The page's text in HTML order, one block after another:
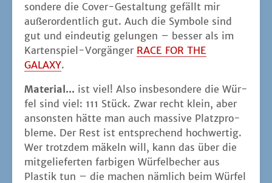
son­de­re die Cover-Gestal­tung gefällt mir
außer­or­dent­lich gut. Auch die Sym­bo­le sind
gut und ein­deu­tig gelun­gen – bes­ser als im
Kar­ten­spiel-Vor­gän­ger RACE FOR THE
GALAXY.
Mate­ri­al... ist viel! Also ins­be­son­de­re die Wür­
fel sind viel: 111 Stück. Zwar recht klein, aber
ansons­ten hät­te man auch mas­si­ve Platz­pro­
ble­me. Der Rest ist ent­spre­chend hoch­wer­tig.
Wer trotz­dem mäkeln will, kann das über die
mit­ge­lie­fer­ten far­bi­gen Wür­fel­be­cher aus
Plas­tik tun – die machen näm­lich beim Wür­fel